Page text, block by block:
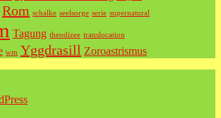
Rom schalke seelsorge serie supernatural
Tagung theodizee translocation
wm Yggdrasill Zoroastrismus